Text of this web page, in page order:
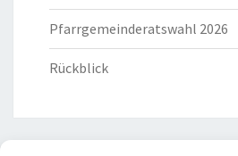
Pfarrgemeinderatswahl 2026
Rückblick